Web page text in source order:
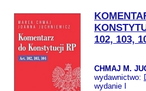
102, 103,
CHMAJ M.
wydawnictwo:
wydanie I